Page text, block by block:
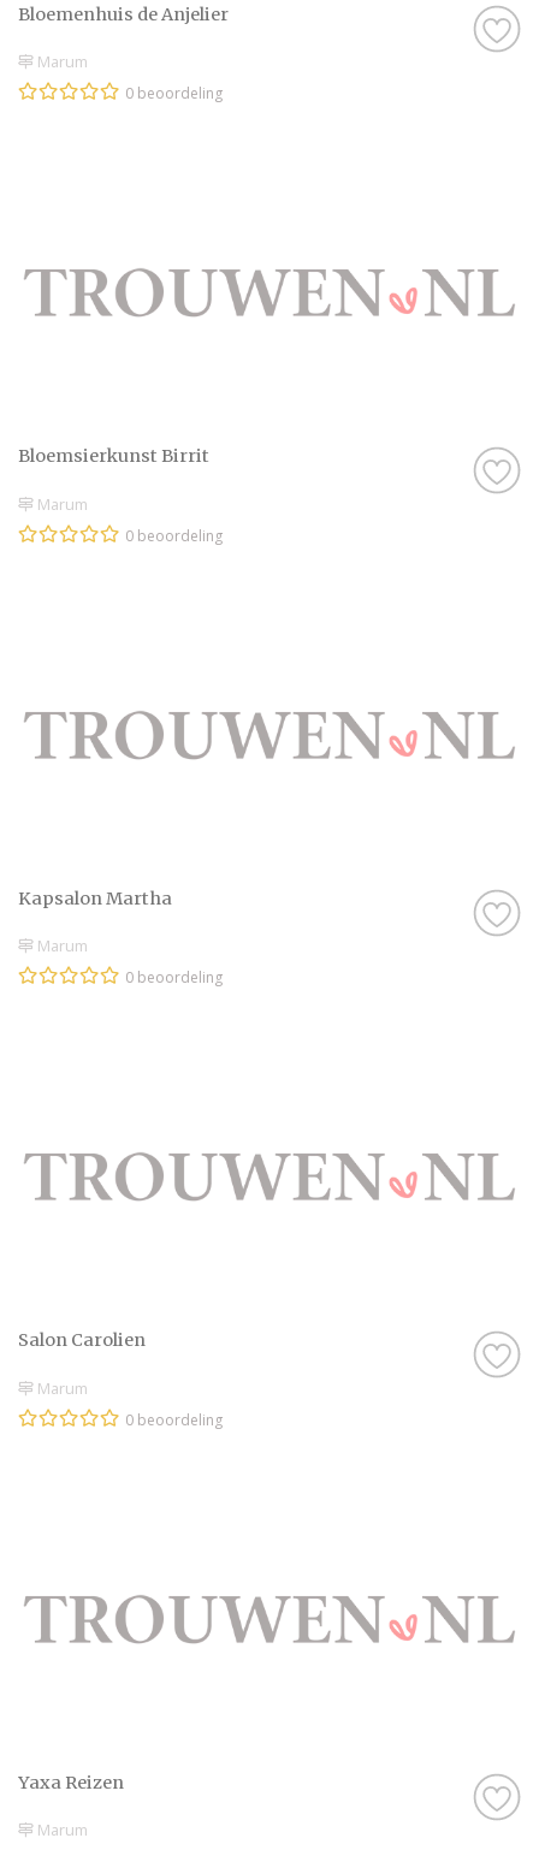
Bloemenhuis de Anjelier
Marum
0 beoordeling
Bloemsierkunst Birrit
Marum
0 beoordeling
Kapsalon Martha
Marum
0 beoordeling
Salon Carolien
Marum
0 beoordeling
Yaxa Reizen
Marum